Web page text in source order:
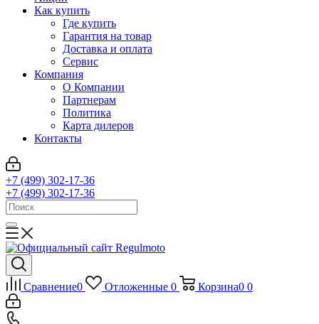
Как купить
Где купить
Гарантия на товар
Доставка и оплата
Сервис
Компания
О Компании
Партнерам
Политика
Карта дилеров
Контакты
+7 (499) 302-17-36
+7 (499) 302-17-36
Сравнение0 Отложенные 0 Корзина0 0